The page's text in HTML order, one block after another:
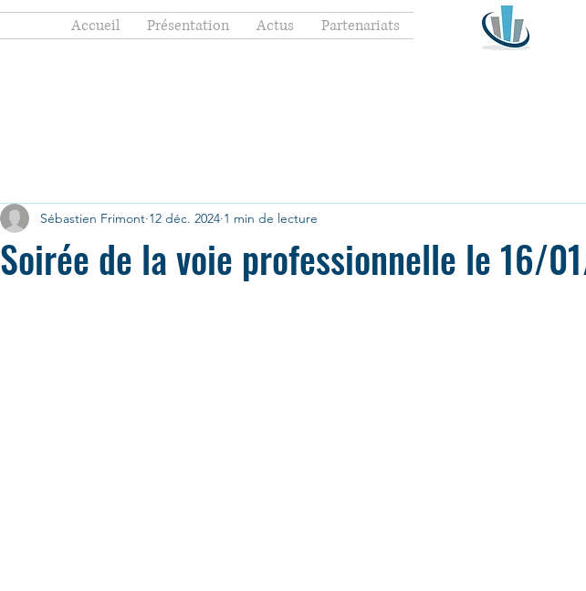
Accueil Présentation Actus Partenariats
Soirée de la voie professionnelle le 16/
Sébastien Frimont 12 déc. 2024 1 min de lecture